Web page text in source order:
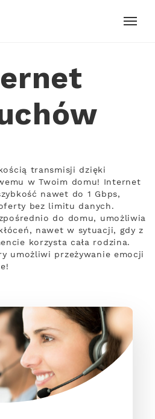
transmisji dzięki
w Twoim domu! Internet
nawet do 1 Gbps,
bez limitu danych.
do domu, umożliwia
nawet w sytuacji, gdy z
korzysta cała rodzina.
umożliwi przeżywanie emocji